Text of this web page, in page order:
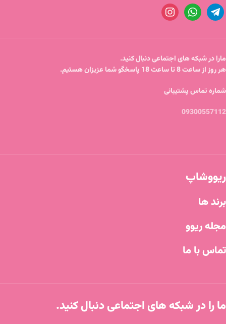
مارا در شبکه های اجتماعی دنبال کنید.
هر روز از ساعت 8 تا ساعت 18 پاسخگو شما عزیزان هستیم.
شماره تماس پشتیبانی
09300557112
ریووشاپ
برند ها
مجله ریوو
تماس با ما
ما را در شبکه های اجتماعی دنبال کنید.